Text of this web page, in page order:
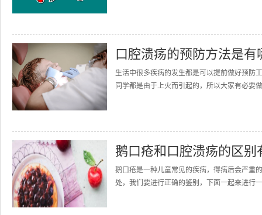
口腔溃疡的预防方法是有
生活中很多疾病的发生都是可以提前做好预防
同学都是由于上火而引起的，所以大家有必要
鹅口疮和口腔溃疡的区
鹅口疮是一种儿童常见的疾病，得病后会严重
处，我们要进行正确的鉴别，下面一起来进行